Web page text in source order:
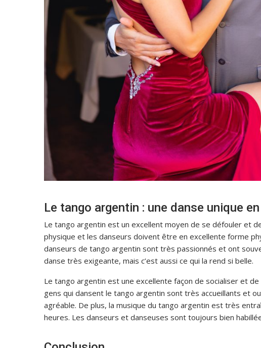
Le tango argentin : une danse unique
Le tango argentin est un excellent moyen de se défouler et
physique et les danseurs doivent être en excellente forme
danseurs de tango argentin sont très passionnés et ont
danse très exigeante, mais c’est aussi ce qui la rend si belle.
Le tango argentin est une excellente façon de socialiser et
gens qui dansent le tango argentin sont très accueillants et
agréable. De plus, la musique du tango argentin est très
heures. Les danseurs et danseuses sont toujours bien